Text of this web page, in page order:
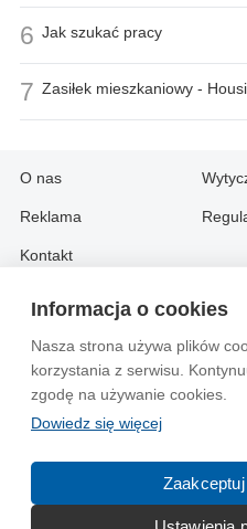
Informacja o cookies
Nasza strona używa plików
korzystania z serwisu.
zgodę na używanie cookies.
Dowiedz się więcej
6 Jak szukać pracy
7 Zasiłek mieszkaniowy -
O nas
Reklama
Kontakt
Information in English:
About
Advertise